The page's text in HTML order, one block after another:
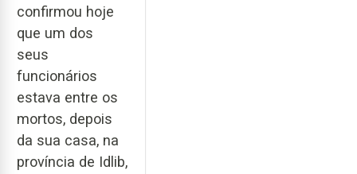
confirmou hoje
que um dos
seus
funcionários
estava entre os
mortos, depois
da sua casa, na
província de Idlib,